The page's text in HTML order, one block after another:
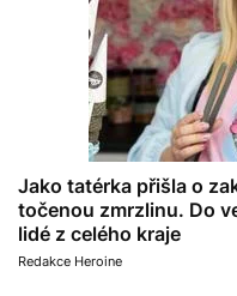
Jako tatérka přišla o
točenou zmrzlinu. Do
lidé z celého kraje
Redakce Heroine